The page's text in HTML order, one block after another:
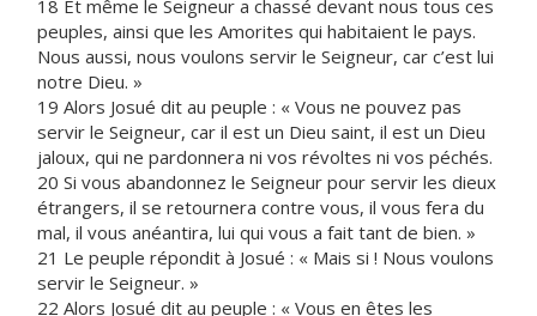
18 Et même le Seigneur a chassé devant nous tous ces
peuples, ainsi que les Amorites qui habitaient le pays.
Nous aussi, nous voulons servir le Seigneur, car c’est lui
notre Dieu. »
19 Alors Josué dit au peuple : « Vous ne pouvez pas
servir le Seigneur, car il est un Dieu saint, il est un Dieu
jaloux, qui ne pardonnera ni vos révoltes ni vos péchés.
20 Si vous abandonnez le Seigneur pour servir les dieux
étrangers, il se retournera contre vous, il vous fera du
mal, il vous anéantira, lui qui vous a fait tant de bien. »
21 Le peuple répondit à Josué : « Mais si ! Nous voulons
servir le Seigneur. »
22 Alors Josué dit au peuple : « Vous en êtes les